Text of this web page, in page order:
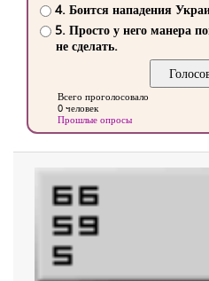
4. Боится нападения
5. Просто у него манера
не сделать.
Всего проголосовало
0 человек
Прошлые опросы